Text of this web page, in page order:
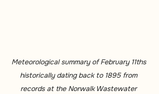
Meteorological summary of February 11ths
historically dating back to 1895 from
records at the Norwalk Wastewater